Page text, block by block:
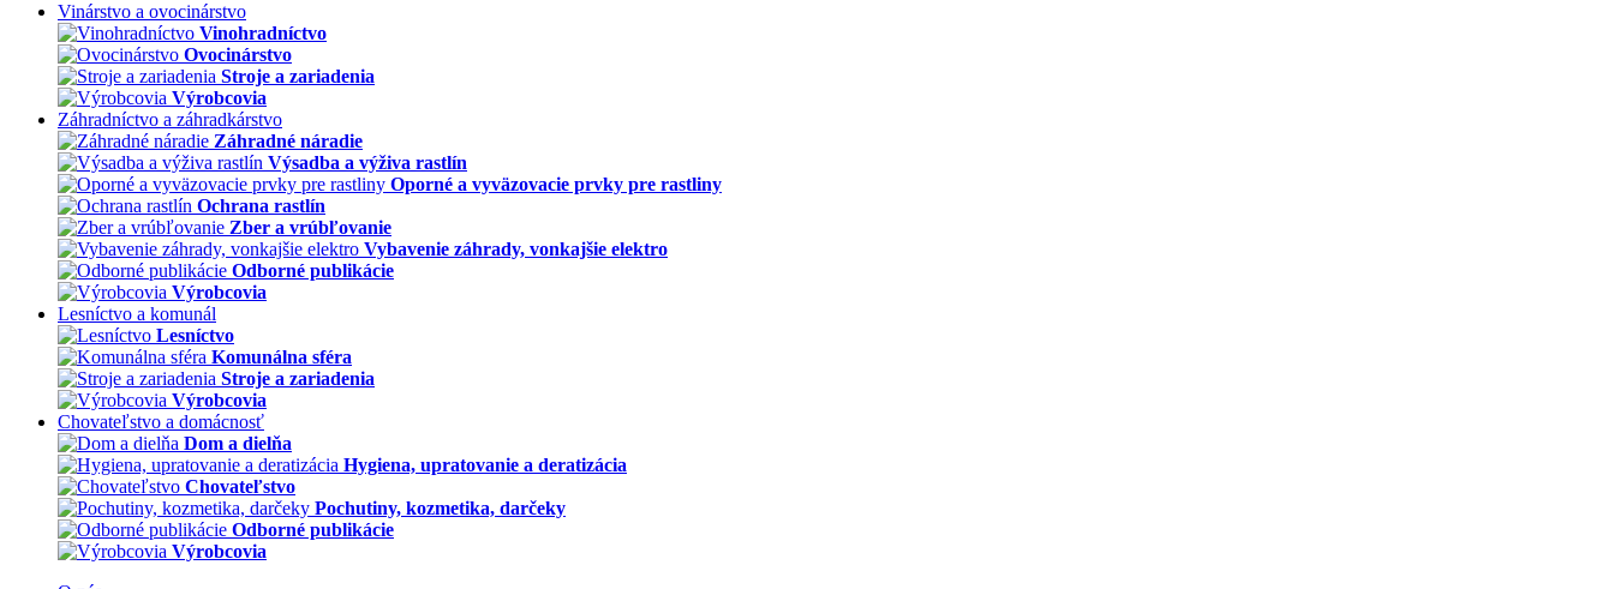
Vinárstvo a ovocinárstvo
Vinohradníctvo
Ovocinárstvo
Stroje a zariadenia
Výrobcovia
Záhradníctvo a záhradkárstvo
Záhradné náradie
Výsadba a výživa rastlín
Oporné a vyväzovacie prvky pre rastliny
Ochrana rastlín
Zber a vrúbľovanie
Vybavenie záhrady, vonkajšie elektro
Odborné publikácie
Výrobcovia
Lesníctvo a komunál
Lesníctvo
Komunálna sféra
Stroje a zariadenia
Výrobcovia
Chovateľstvo a domácnosť
Dom a dielňa
Hygiena, upratovanie a deratizácia
Chovateľstvo
Pochutiny, kozmetika, darčeky
Odborné publikácie
Výrobcovia